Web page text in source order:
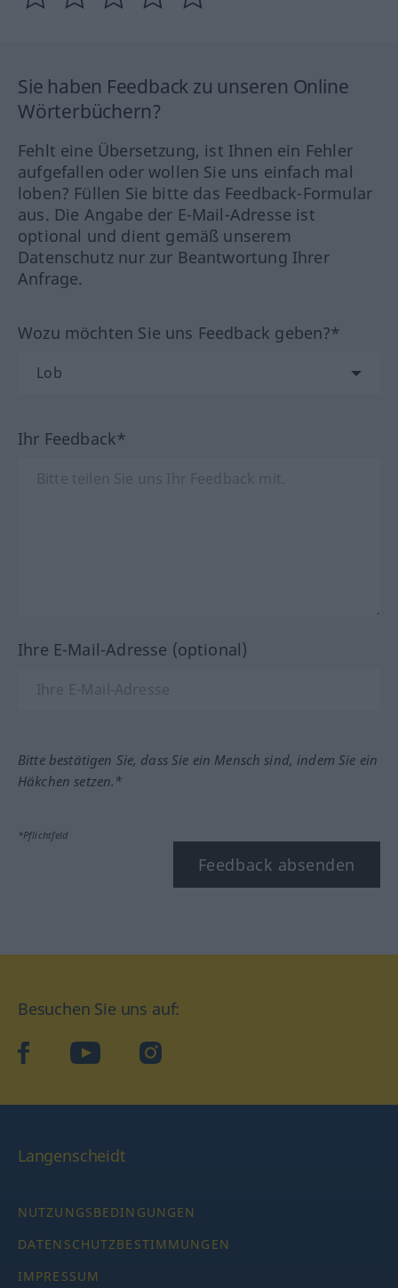
Sie haben Feedback zu unseren Online
Wörterbüchern?
Fehlt eine Übersetzung, ist Ihnen ein Fehler
aufgefallen oder wollen Sie uns einfach mal
loben? Füllen Sie bitte das Feedback-Formular
aus. Die Angabe der E-Mail-Adresse ist
optional und dient gemäß unserem
Datenschutz nur zur Beantwortung Ihrer
Anfrage.
Wozu möchten Sie uns Feedback geben?*
Ihr Feedback*
Ihre E-Mail-Adresse (optional)
Bitte bestätigen Sie, dass Sie ein Mensch sind, indem Sie ein
Häkchen setzen.*
*Pflichtfeld
Feedback absenden
Besuchen Sie uns auf:
facebookYouTube Instagram
Langenscheidt
NUTZUNGSBEDINGUNGEN
DATENSCHUTZBESTIMMUNGEN
IMPRESSUM